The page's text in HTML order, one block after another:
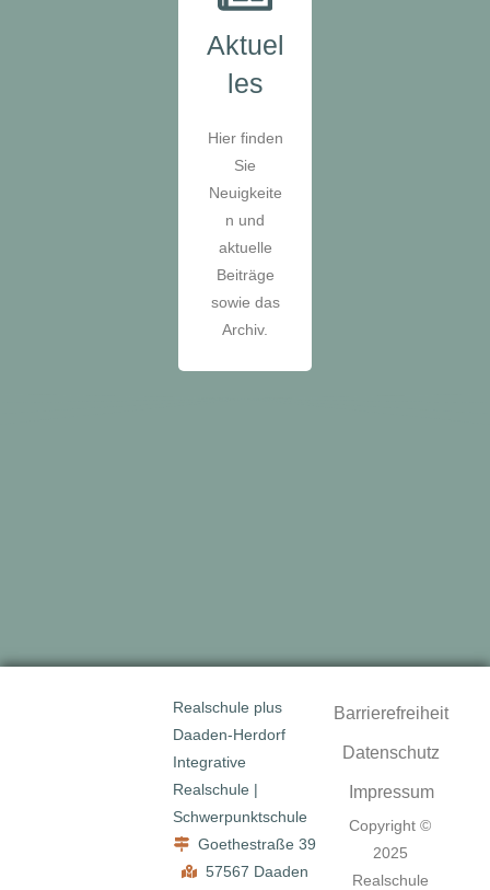
Aktuel
les
Hier finden
Sie
Neuigkeite
n und
aktuelle
Beiträge
sowie das
Archiv.
Realschule plus
Daaden-Herdorf
Integrative
Realschule |
Schwerpunktschule
Goethestraße 39
57567 Daaden
Barrierefreiheit
Datenschutz
Impressum
Copyright ©
2025
Realschule